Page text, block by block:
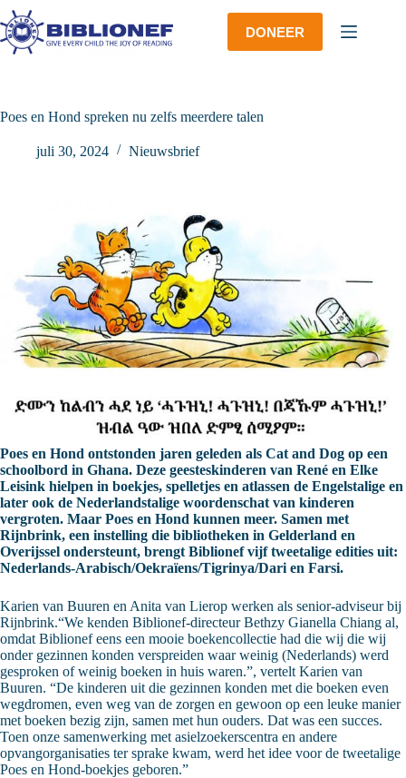
Ga
naar
de
inhoud
DONEER
Poes en Hond spreken nu zelfs meerdere talen
juli 30, 2024 Nieuwsbrief
Poes en Hond ontstonden jaren geleden als Cat and Dog op een
schoolbord in Ghana. Deze geesteskinderen van René en Elke
Leisink hielpen in boekjes, spelletjes en atlassen de Engelstalige en
later ook de Nederlandstalige woordenschat van kinderen
vergroten. Maar Poes en Hond kunnen meer. Samen met
Rijnbrink, een instelling die bibliotheken in Gelderland en
Overijssel ondersteunt, brengt Biblionef vijf tweetalige edities uit:
Nederlands-Arabisch/Oekraïens/Tigrinya/Dari en Farsi.
Karien van Buuren en Anita van Lierop werken als senior-adviseur bij
Rijnbrink.“We kenden Biblionef-directeur Bethzy Gianella Chiang al,
omdat Biblionef eens een mooie boekencollectie had die wij die wij
onder gezinnen konden verspreiden waar weinig (Nederlands) werd
gesproken of weinig boeken in huis waren.”, vertelt Karien van
Buuren. “De kinderen uit die gezinnen konden met die boeken even
wegdromen, even weg van de zorgen en gewoon op een leuke manier
met boeken bezig zijn, samen met hun ouders. Dat was een succes.
Toen onze samenwerking met asielzoekerscentra en andere
opvangorganisaties ter sprake kwam, werd het idee voor de tweetalige
Poes en Hond-boekjes geboren.”